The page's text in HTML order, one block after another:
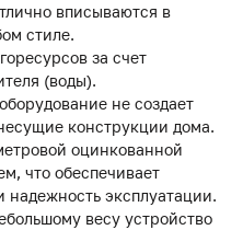
вписываются в
стиле.
за счет
(воды).
не создает
конструкции дома.
оцинкованной
что обеспечивает
надежность эксплуатации.
весу устройство